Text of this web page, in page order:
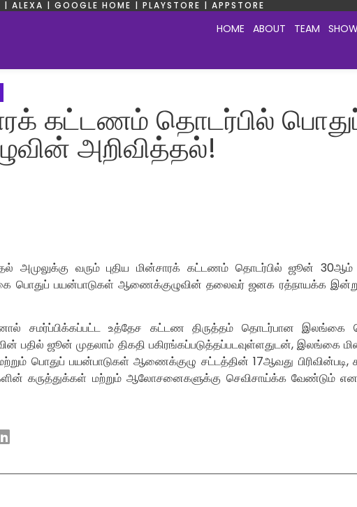
| GOOGLE HOME | PLAYSTORE | APPSTORE
HOME ABOUT TEAM
கட்டணம் தொடர்பில்
அறிவித்தல்!
அமுலுக்கு வரும் புதிய மின்சாரக் கட்டணம் தொடர்பில் ஜூன் 30ஆம்
பொதுப் பயன்பாடுகள் ஆணைக்குழுவின் தலைவர் ஜனக ரத்நாயக்க
சமர்ப்பிக்கப்பட்ட உத்தேச கட்டண திருத்தம் தொடர்பான இலங்கை
பதில் ஜூன் முதலாம் திகதி பகிரங்கப்படுத்தப்படவுள்ளதுடன், இலங்கை
பொதுப் பயன்பாடுகள் ஆணைக்குழு சட்டத்தின் 17ஆவது
கருத்துக்கள் மற்றும் ஆலோசனைகளுக்கு செவிசாய்க்க வேண்டும்